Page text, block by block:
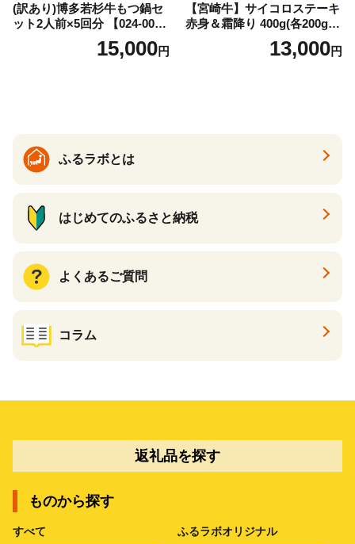
(訳あり)博多若杉牛もつ鍋セ
ット2人前×5回分 【024-002
15,000円
【宮崎牛】サイコロステーキ
赤身＆霜降り 400g(各200g×
１P 計2P) 真空パック 冷凍
13,000円
ふるラボとは
はじめてのふるさと納税
よくあるご質問
コラム
返礼品を探す
ものから探す
すべて ふるラボオリジナル